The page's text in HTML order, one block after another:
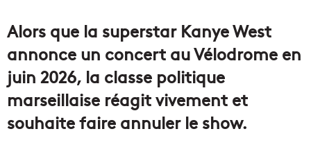
Alors que la superstar Kanye West
annonce un concert au Vélodrome en
juin 2026, la classe politique
marseillaise réagit vivement et
souhaite faire annuler le show.